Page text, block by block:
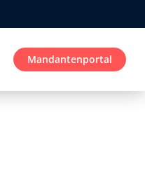
Mandantenportal